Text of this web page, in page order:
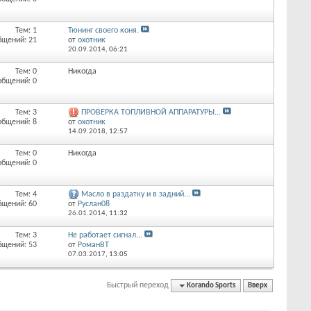
Тем: 1
21
Тюнинг своего коня.
от охотник
20.09.2014, 06:21
Тем: 0
0
Никогда
Тем: 3
8
ПРОВЕРКА ТОПЛИВНОЙ АППАРАТУРЫ...
от охотник
14.09.2018, 12:57
Тем: 0
0
Никогда
Тем: 4
60
Масло в раздатку и в задний...
от Руслан08
26.01.2014, 11:32
Тем: 3
53
Не работает сигнал...
от РоманВТ
07.03.2017, 13:05
Быстрый переход Korando Sports Вверх